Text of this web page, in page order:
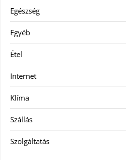
Egészség
Egyéb
Étel
Internet
Klíma
Szállás
Szolgáltatás